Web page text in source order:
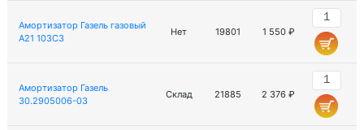
Амортизатор Газель газовый
A21 103C3
Нет 19801 1 550 ₽
Амортизатор Газель
30.2905006-03
Склад 21885 2 376 ₽